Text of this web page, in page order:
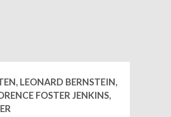
LEONARD BERNSTEIN,
FOSTER JENKINS,